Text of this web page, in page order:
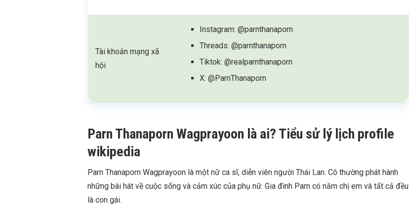
Tài khoản mạng xã
hội
Instagram: @parnthanaporn
Threads: @parnthanaporn
Tiktok: @realparnthanaporn
X: @ParnThanaporn
Parn Thanaporn Wagprayoon là ai? Tiểu sử lý lịch profile
wikipedia
Parn Thanaporn Wagprayoon là một nữ ca sĩ, diễn viên người Thái Lan. Cô thường phát hành
những bài hát về cuộc sống và cảm xúc của phụ nữ. Gia đình Parn có năm chị em và tất cả đều
là con gái.